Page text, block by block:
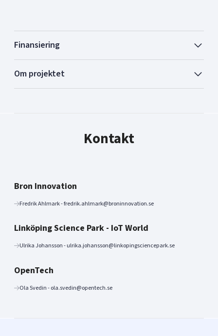
Finansiering
Om projektet
Kontakt
Bron Innovation
Fredrik Ahlmark - fredrik.ahlmark@broninnovation.se
Linköping Science Park - IoT World
Ulrika Johansson - ulrika.johansson@linkopingsciencepark.se
OpenTech
Ola Svedin - ola.svedin@opentech.se